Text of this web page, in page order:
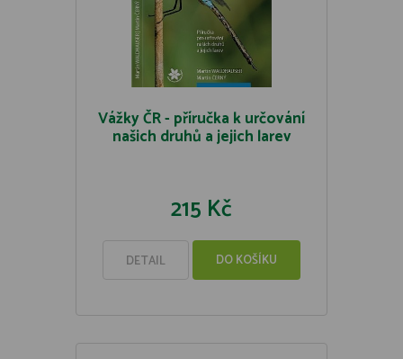
Vážky ČR - příručka k určování
našich druhů a jejich larev
215 Kč
DETAIL DO KOŠÍKU